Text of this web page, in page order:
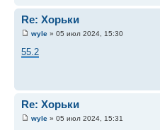
Re: Хорьки
wyle » 05 июл 2024, 15:30
55.2
Re: Хорьки
wyle » 05 июл 2024, 15:31